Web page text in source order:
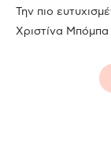
Την πιο
Χριστίνα Μπόμπα